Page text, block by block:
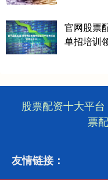
官网股票
单招培训
股票配资十大平台
票
友情链接：